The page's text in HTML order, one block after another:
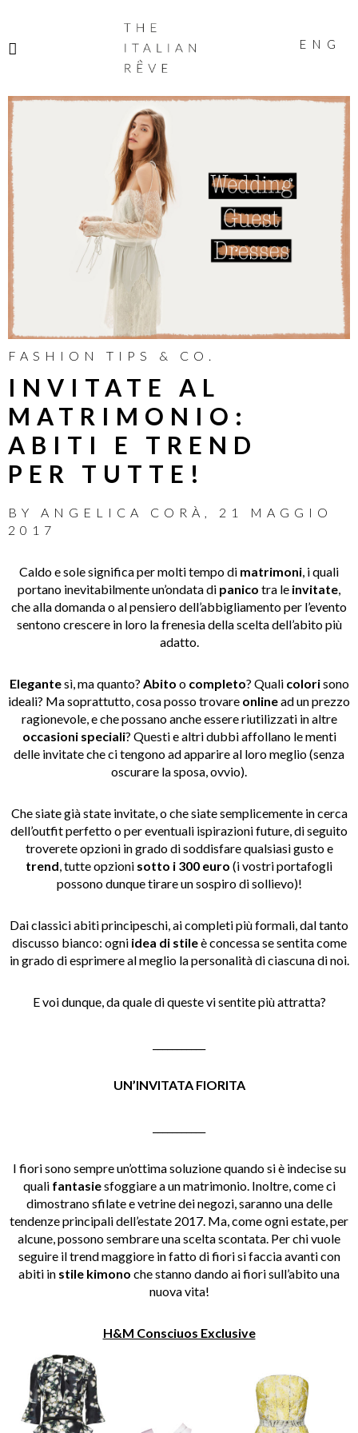
ITALIAN
RÊVE
ENG
FASHION TIPS & CO.
INVITATE AL
MATRIMONIO:
ABITI E TREND
PER TUTTE!
BY ANGELICA CORÀ , 21 MAGGIO
2017
Caldo e sole significa per molti tempo di matrimoni, i quali
portano inevitabilmente un’ondata di panico tra le invitate,
che alla domanda o al pensiero dell’abbigliamento per l’evento
sentono crescere in loro la frenesia della scelta dell’abito più
adatto.
Elegantesì, ma quanto? Abito o completo? Quali colorisono
ideali? Ma soprattutto, cosa posso trovare onlinead un prezzo
ragionevole, e che possano anche essere riutilizzati in altre
occasioni speciali? Questi e altri dubbi affollano le menti
delle invitate che ci tengono ad apparire al loro meglio (senza
oscurare la sposa, ovvio).
Che siate già state invitate, o che siate semplicemente in cerca
dell’outfit perfetto o per eventuali ispirazioni future, di seguito
troverete opzioni in grado di soddisfare qualsiasi gusto e
trend, tutte opzioni sotto i 300 euro (i vostri portafogli
possono dunque tirare un sospiro di sollievo)!
Dai classici abiti principeschi, ai completi più formali, dal tanto
discusso bianco: ogni idea di stileè concessa se sentita come
in grado di esprimere al meglio la personalità di ciascuna di noi.
E voi dunque, da quale di queste vi sentite più attratta?
UN’INVITATA FIORITA
I fiori sono sempre un’ottima soluzione quando si è indecise su
quali fantasiesfoggiare a un matrimonio. Inoltre, come ci
dimostrano sfilate e vetrine dei negozi, saranno una delle
tendenze principali dell’estate 2017. Ma, come ogni estate, per
alcune, possono sembrare una scelta scontata. Per chi vuole
seguire il trend maggiore in fatto di fiori si faccia avanti con
abiti in stile kimono che stanno dando ai fiori sull’abito una
nuova vita!
H&M Consciuos Exclusive